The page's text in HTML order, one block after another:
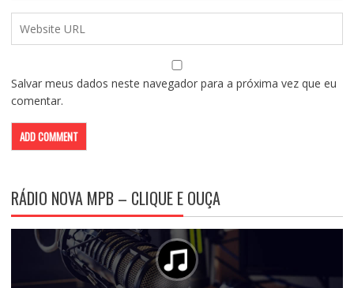
Salvar meus dados neste navegador para a próxima vez que eu
comentar.
RÁDIO NOVA MPB – CLIQUE E OUÇA